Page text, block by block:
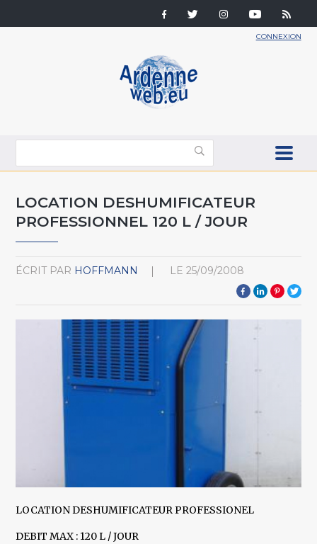
CONNEXION
LOCATION DESHUMIFICATEUR
PROFESSIONNEL 120 L / JOUR
ÉCRIT PAR HOFFMANN LE 25/09/2008
LOCATION DESHUMIFICATEUR PROFESSIONEL
DEBIT MAX : 120 L / JOUR